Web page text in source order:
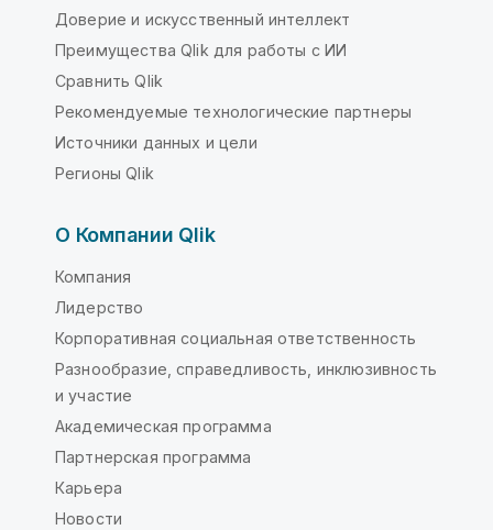
Доверие и искусственный интеллект
Преимущества Qlik для работы с ИИ
Сравнить Qlik
Рекомендуемые технологические партнеры
Источники данных и цели
Регионы Qlik
О Компании Qlik
Компания
Лидерство
Корпоративная социальная ответственность
Разнообразие, справедливость, инклюзивность
и участие
Академическая программа
Партнерская программа
Карьера
Новости